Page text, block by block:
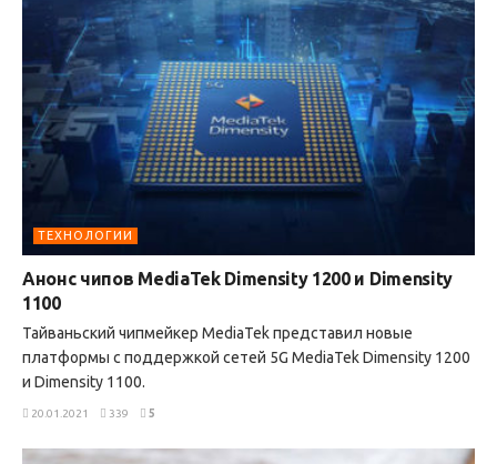
ТЕХНОЛОГИИ
Анонс чипов MediaTek Dimensity 1200 и Dimensity
1100
Тайваньский чипмейкер MediaTek представил новые
платформы с поддержкой сетей 5G MediaTek Dimensity 1200
и Dimensity 1100.
20.01.2021 339 5